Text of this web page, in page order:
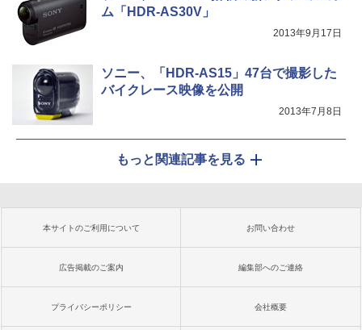
ム「HDR-AS30V」
2013年9月17日
ソニー、「HDR-AS15」47台で撮影した
バイクレース映像を公開
2013年7月8日
もっと関連記事を見る
本サイトのご利用について お問い合わせ
広告掲載のご案内 編集部へのご連絡
プライバシーポリシー 会社概要